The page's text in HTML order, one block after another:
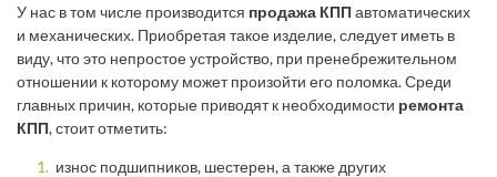
У нас в том числе производится продажа КППавтоматических
и механических. Приобретая такое изделие, следует иметь в
виду, что это непростое устройство, при пренебрежительном
отношении к которому может произойти его поломка. Среди
главных причин, которые приводят к необходимости ремонта
КПП, стоит отметить:
износ подшипников, шестерен, а также других